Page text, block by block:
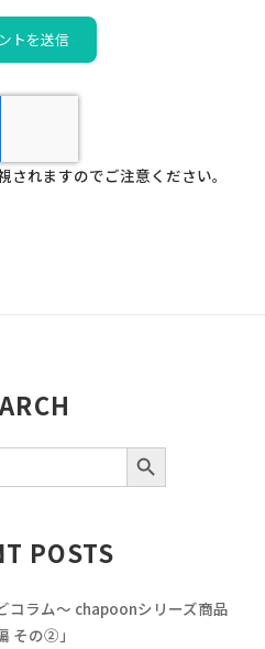
れますのでご注意ください。
SEARCH BUTTON
POSTS
コラム〜 chapoonシリーズ商品
その②」